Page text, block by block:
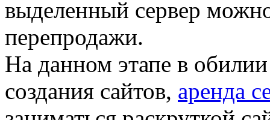
выделенный сервер
перепродажи.
На данном этапе в
создания сайтов, аренда